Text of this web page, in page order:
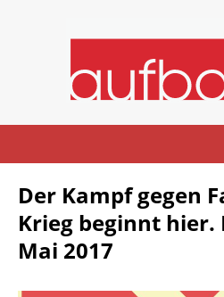
Der Kampf gegen
Krieg beginnt hier.
Mai 2017